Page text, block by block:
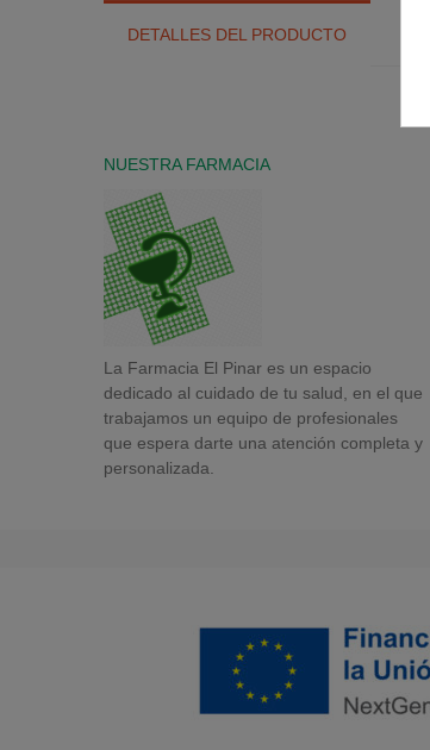
DETALLES DEL PRODUCTO
NUESTRA FARMACIA
La Farmacia El Pinar es un espacio
dedicado al cuidado de tu salud, en el que
trabajamos un equipo de profesionales
que espera darte una atención completa y
personalizada.